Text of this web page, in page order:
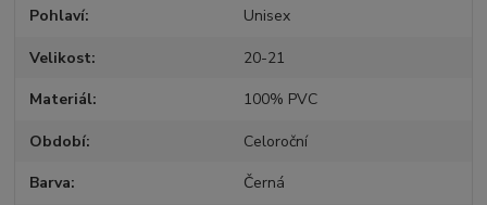
Pohlaví Unisex
Velikost 20-21
Materiál 100% PVC
Období Celoroční
Barva Černá